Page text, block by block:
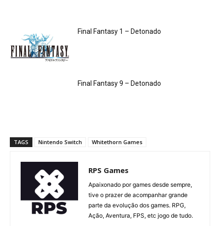
Final Fantasy 1 – Detonado
Final Fantasy 9 – Detonado
TAGS Nintendo Switch Whitethorn Games
RPS Games
Apaixonado por games desde sempre,
tive o prazer de acompanhar grande
parte da evolução dos games. RPG,
Ação, Aventura, FPS, etc jogo de tudo.